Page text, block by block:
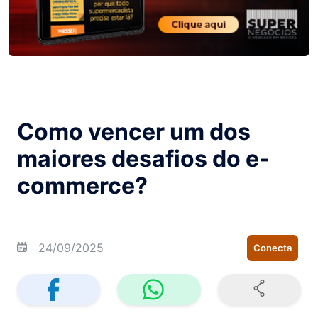
Como vencer um dos
maiores desafios do e-
commerce?
24/09/2025 Conecta